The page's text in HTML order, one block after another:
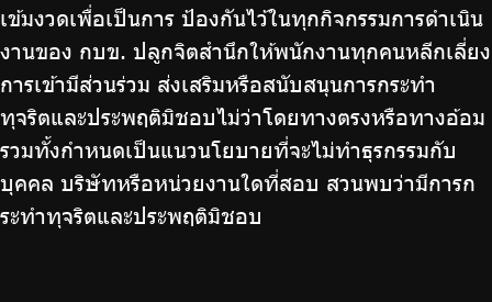
เข้มงวดเพื่อเป็นการ ป้องกันไว้ในทุกกิจกรรมการดำเนิน
งานของ กบข. ปลูกจิตสำนึกให้พนักงานทุกคนหลีกเลี่ยง
การเข้ามีส่วนร่วม ส่งเสริมหรือสนับสนุนการกระทำ
ทุจริตและประพฤติมิชอบไม่ว่าโดยทางตรงหรือทางอ้อม
รวมทั้งกำหนดเป็นแนวนโยบายที่จะไม่ทำธุรกรรมกับ
บุคคล บริษัทหรือหน่วยงานใดที่สอบ สวนพบว่ามีการก
ระทำทุจริตและประพฤติมิชอบ